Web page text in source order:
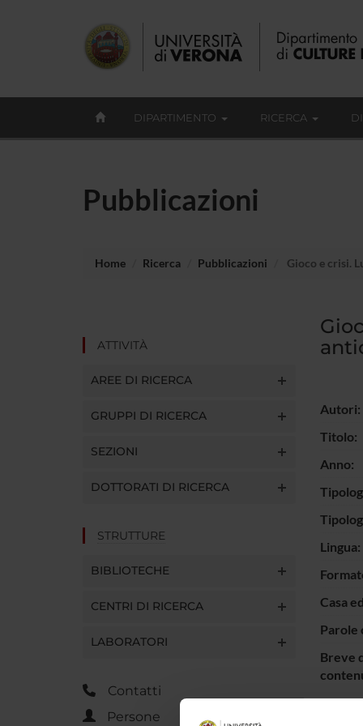
DIPARTIMENTO RICERCA
Pubblicazioni
Home Ricerca Pubblicazioni Gioco e crisi.
ATTIVITÀ
AREE DI RICERCA
GRUPPI DI RICERCA
SEZIONI
DOTTORATI DI RICERCA
STRUTTURE
BIBLIOTECHE
CENTRI DI RICERCA
LABORATORI
Contatti
Persone
Autori:
Titolo:
Anno:
Lingua:
Casa
Parole
Breve